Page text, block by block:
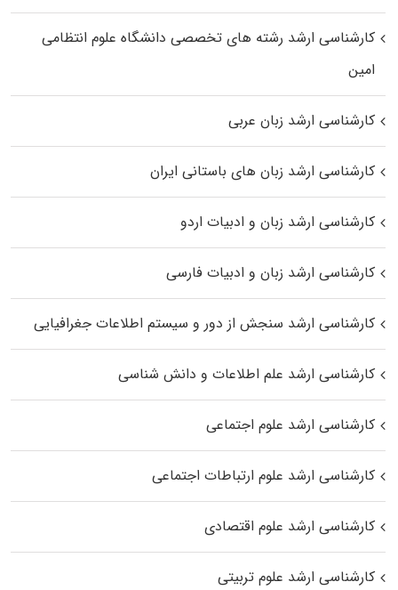
کارشناسی ارشد رﺷﺘﻪ ﻫﺎی تخصصی داﻧﺸﮕﺎه ﻋﻠﻮم انتظامی
اﻣﻴﻦ
کارشناسی ارشد زبان عربی
کارشناسی ارشد زبان‌ های باستانی ایران
کارشناسی ارشد زبان و ادبیات اردو
کارشناسی ارشد زبان و ادبیات فارسی
کارشناسی ارشد سنجش از دور و سیستم اطلاعات جغرافیایی
کارشناسی ارشد علم اطلاعات و دانش شناسی
کارشناسی ارشد علوم اجتماعی
کارشناسی ارشد علوم ارتباطات اجتماعی
کارشناسی ارشد علوم اقتصادی
کارشناسی ارشد علوم تربیتی